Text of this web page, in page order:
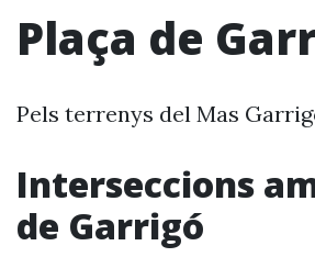
Plaça de
Pels terrenys del Mas
Interseccions
de Garrigó